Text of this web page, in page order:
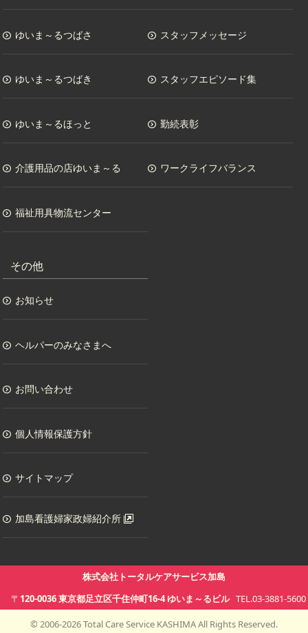
ゆいま～るつばさ
ゆいま～るつばき
ゆいま～るほっと
介護用品の店ゆいま～る
福祉用具物流センター
スタッフメッセージ
スタッフエピソード集
勤続表彰
ワークライフバランス
その他
お知らせ
ヘルパーのみなさまへ
お問い合わせ
個人情報保護方針
サイトマップ
加島看護婦家政婦紹介所
株式会社トータルケアサービス加島
〒 120-0036東京都足立区千住仲町16-4ゆいま～るビル TEL.03-3881-5600
© 2006-2026Total Care Service KASHIMA All Rights Reserved.